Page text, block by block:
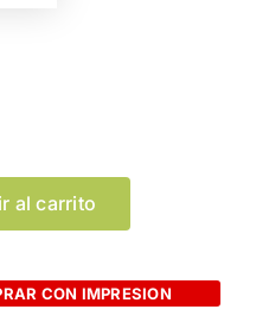
al carrito
CON IMPRESION